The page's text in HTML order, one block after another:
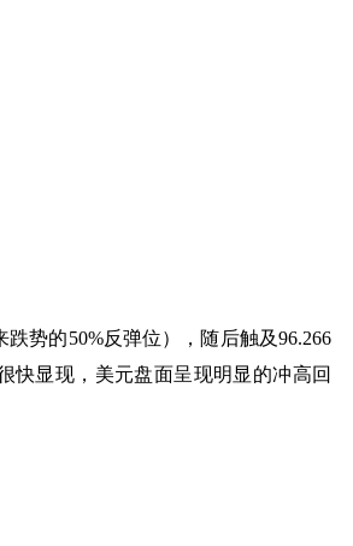
势的50%反弹位），随后触及96.266
快显现，美元盘面呈现明显的冲高回